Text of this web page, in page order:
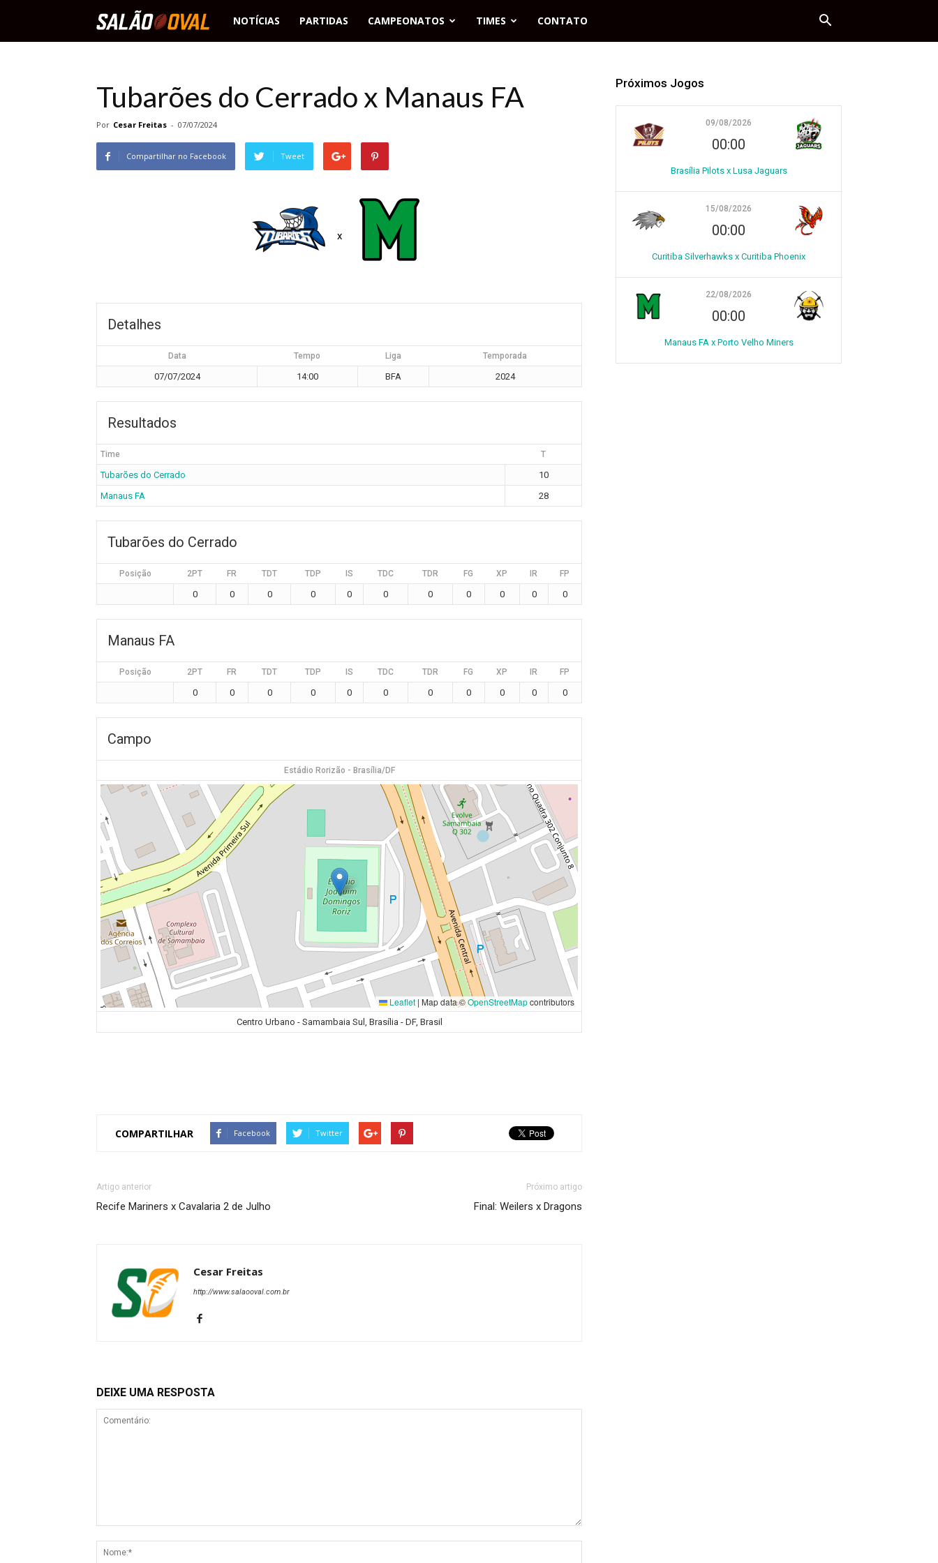
Salão
NOTÍCIAS PARTIDAS CAMPEONATOS TIMES CONTATO
Tubarões do Cerrado x Manaus FA
Por Cesar Freitas - 07/07/2024
Compartilhar no Facebook Tweet
x
Detalhes
Data Tempo Liga Temporada
07/07/2024 14:00 BFA 2024
Resultados
Time T
Tubarões do Cerrado
10
Manaus FA
28
Tubarões do Cerrado
Posição 2PT FR TDT TDP IS TDC TDR FG XP IR FP
0 0 0 0 0 0 0 0 0 0 0
Manaus FA
Posição 2PT FR TDT TDP IS TDC TDR FG XP IR FP
0 0 0 0 0 0 0 0 0 0 0
Campo
Estádio Rorizão - Brasília/DF
Leaflet | Map data ©OpenStreetMapcontributors
Centro Urbano - Samambaia Sul, Brasília - DF, Brasil
COMPARTILHAR Facebook Twitter
Artigo anterior
Recife Mariners x Cavalaria 2 de Julho
Próximo artigo
Final: Weilers x Dragons
Cesar Freitas
http://www.salaooval.com.br
DEIXE UMA RESPOSTA
Próximos Jogos
09/08/2026
00:00
Brasília Pilots x Lusa Jaguars
15/08/2026
00:00
Curitiba Silverhawks x Curitiba Phoenix
22/08/2026
00:00
Manaus FA x Porto Velho Miners